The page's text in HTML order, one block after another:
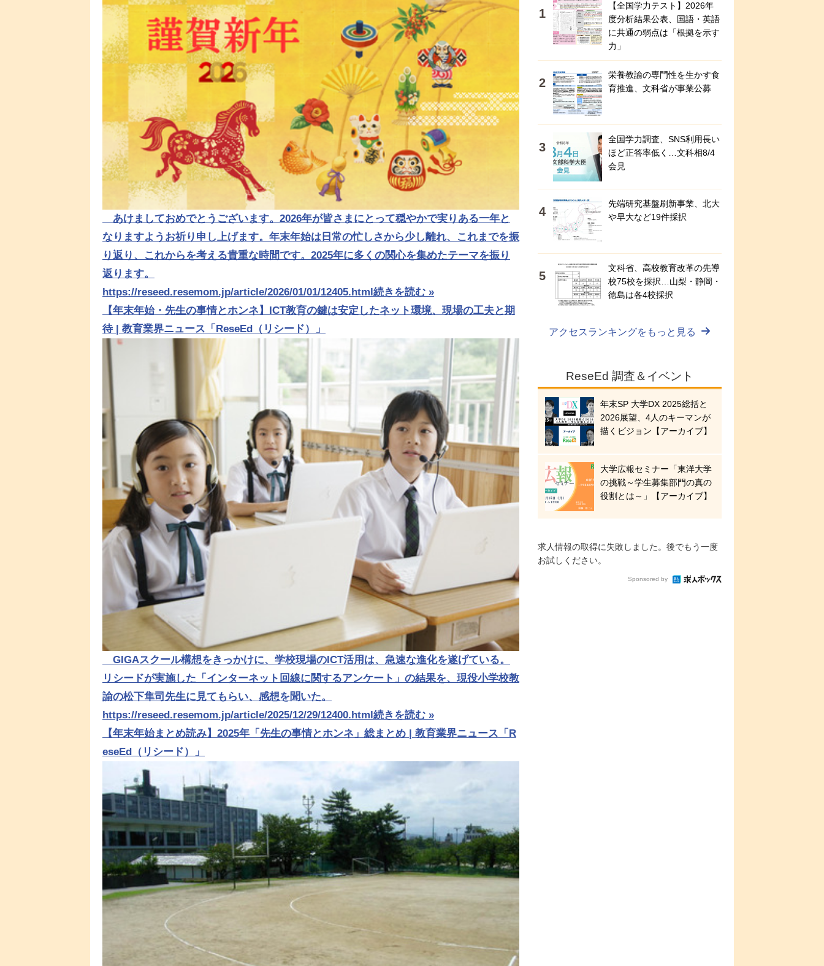
あけましておめでとうございます。2026年が皆さまにとって穏やかで実りある一年と
なりますようお祈り申し上げます。年末年始は日常の忙しさから少し離れ、これまでを振
り返り、これからを考える貴重な時間です。2025年に多くの関心を集めたテーマを振り
返ります。
https://reseed.resemom.jp/article/2026/01/01/12405.html 続きを読む »
【年末年始・先生の事情とホンネ】ICT教育の鍵は安定したネット環境、現場の工夫と期
待 | 教育業界ニュース「ReseEd（リシード）」
GIGAスクール構想をきっかけに、学校現場のICT活用は、急速な進化を遂げている。
リシードが実施した「インターネット回線に関するアンケート」の結果を、現役小学校教
諭の松下隼司先生に見てもらい、感想を聞いた。
https://reseed.resemom.jp/article/2025/12/29/12400.html 続きを読む »
【年末年始まとめ読み】2025年「先生の事情とホンネ」総まとめ | 教育業界ニュース「R
eseEd（リシード）」
【全国学力テスト】2026年
度分析結果公表、国語・英語
に共通の弱点は「根拠を示す
力」
栄養教諭の専門性を生かす食
育推進、文科省が事業公募
全国学力調査、SNS利用長い
ほど正答率低く…文科相8/4
会見
先端研究基盤刷新事業、北大
や早大など19件採択
文科省、高校教育改革の先導
校75校を採択…山梨・静岡・
徳島は各4校採択
アクセスランキングをもっと見る
ReseEd 調査＆イベント
年末SP 大学DX 2025総括と
2026展望、4人のキーマンが
描くビジョン【アーカイブ】
大学広報セミナー「東洋大学
の挑戦～学生募集部門の真の
役割とは～」【アーカイブ】
求人情報の取得に失敗しました。後でもう一度
お試しください。
Sponsored by